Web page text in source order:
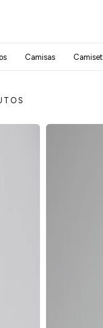
Camisas